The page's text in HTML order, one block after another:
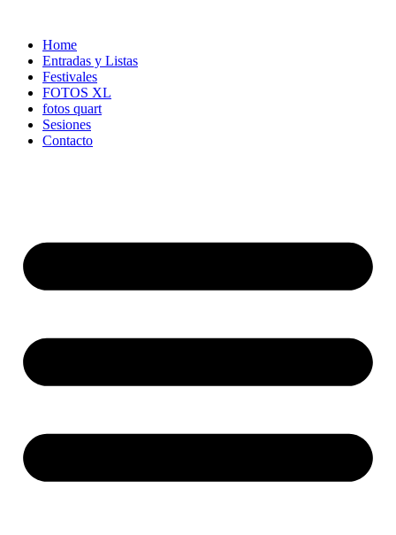
contenidoHome
Entradas y Listas
Festivales
FOTOS XL
fotos quart
Sesiones
Contacto